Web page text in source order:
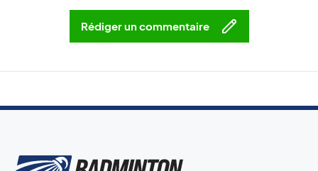
Rédiger un commentaire